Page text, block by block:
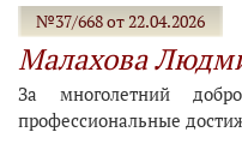
№37/668 от 22.04.2026
Малахова
За многолетний
профессиональные